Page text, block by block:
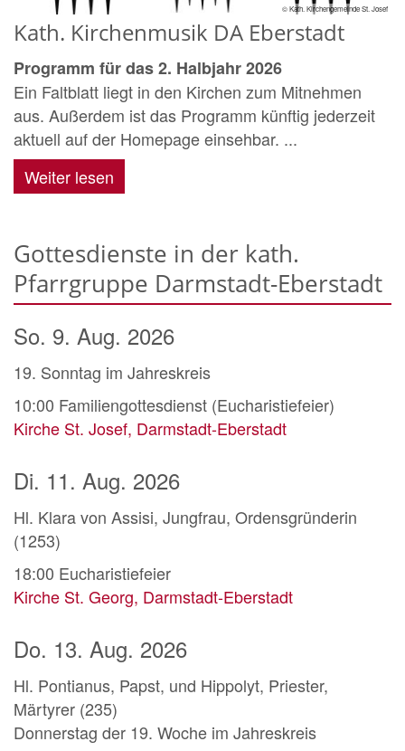
© Kath. Kirchengemeinde St. Josef
Kath. Kirchenmusik DA Eberstadt
Programm für das 2. Halbjahr 2026
Ein Faltblatt liegt in den Kirchen zum Mitnehmen
aus. Außerdem ist das Programm künftig jederzeit
aktuell auf der Homepage einsehbar. ...
Weiter lesen
Gottesdienste in der kath.
Pfarrgruppe Darmstadt-Eberstadt
So. 9. Aug. 2026
19. Sonntag im Jahreskreis
10:00 Familiengottesdienst (Eucharistiefeier)
Kirche St. Josef, Darmstadt-Eberstadt
Di. 11. Aug. 2026
Hl. Klara von Assisi, Jungfrau, Ordensgründerin
(1253)
18:00 Eucharistiefeier
Kirche St. Georg, Darmstadt-Eberstadt
Do. 13. Aug. 2026
Hl. Pontianus, Papst, und Hippolyt, Priester,
Märtyrer (235)
Donnerstag der 19. Woche im Jahreskreis